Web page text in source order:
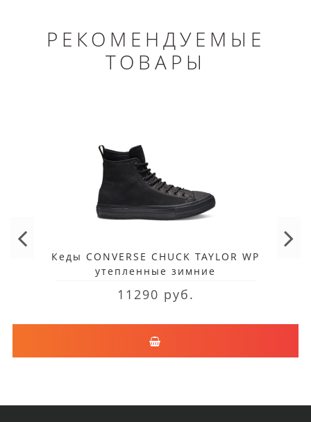
РЕКОМЕНДУЕМЫЕ
ТОВАРЫ
Кеды CONVERSE CHUCK TAYLOR WP
утепленные зимние
11290 руб.